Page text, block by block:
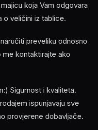
koja Vam odgovara
o veličini iz tablice.
preveliku odnosno
me kontaktirajte ako
Sigurnost i kvaliteta.
ispunjavaju sve
provjerene dobavljače.